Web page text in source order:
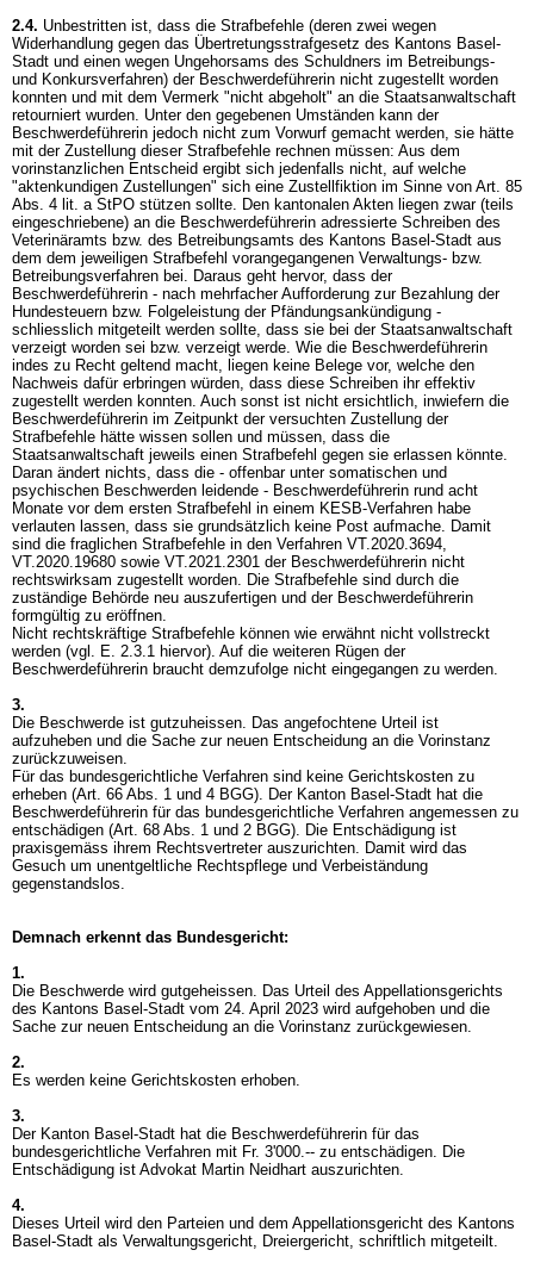
2.4. Unbestritten ist, dass die Strafbefehle (deren zwei wegen
Widerhandlung gegen das Übertretungsstrafgesetz des Kantons Basel-
Stadt und einen wegen Ungehorsams des Schuldners im Betreibungs-
und Konkursverfahren) der Beschwerdeführerin nicht zugestellt worden
konnten und mit dem Vermerk "nicht abgeholt" an die Staatsanwaltschaft
retourniert wurden. Unter den gegebenen Umständen kann der
Beschwerdeführerin jedoch nicht zum Vorwurf gemacht werden, sie hätte
mit der Zustellung dieser Strafbefehle rechnen müssen: Aus dem
vorinstanzlichen Entscheid ergibt sich jedenfalls nicht, auf welche
"aktenkundigen Zustellungen" sich eine Zustellfiktion im Sinne von Art. 85
Abs. 4 lit. a StPO stützen sollte. Den kantonalen Akten liegen zwar (teils
eingeschriebene) an die Beschwerdeführerin adressierte Schreiben des
Veterinäramts bzw. des Betreibungsamts des Kantons Basel-Stadt aus
dem dem jeweiligen Strafbefehl vorangegangenen Verwaltungs- bzw.
Betreibungsverfahren bei. Daraus geht hervor, dass der
Beschwerdeführerin - nach mehrfacher Aufforderung zur Bezahlung der
Hundesteuern bzw. Folgeleistung der Pfändungsankündigung -
schliesslich mitgeteilt werden sollte, dass sie bei der Staatsanwaltschaft
verzeigt worden sei bzw. verzeigt werde. Wie die Beschwerdeführerin
indes zu Recht geltend macht, liegen keine Belege vor, welche den
Nachweis dafür erbringen würden, dass diese Schreiben ihr effektiv
zugestellt werden konnten. Auch sonst ist nicht ersichtlich, inwiefern die
Beschwerdeführerin im Zeitpunkt der versuchten Zustellung der
Strafbefehle hätte wissen sollen und müssen, dass die
Staatsanwaltschaft jeweils einen Strafbefehl gegen sie erlassen könnte.
Daran ändert nichts, dass die - offenbar unter somatischen und
psychischen Beschwerden leidende - Beschwerdeführerin rund acht
Monate vor dem ersten Strafbefehl in einem KESB-Verfahren habe
verlauten lassen, dass sie grundsätzlich keine Post aufmache. Damit
sind die fraglichen Strafbefehle in den Verfahren VT.2020.3694,
VT.2020.19680 sowie VT.2021.2301 der Beschwerdeführerin nicht
rechtswirksam zugestellt worden. Die Strafbefehle sind durch die
zuständige Behörde neu auszufertigen und der Beschwerdeführerin
formgültig zu eröffnen.
Nicht rechtskräftige Strafbefehle können wie erwähnt nicht vollstreckt
werden (vgl. E. 2.3.1 hiervor). Auf die weiteren Rügen der
Beschwerdeführerin braucht demzufolge nicht eingegangen zu werden.
3.
Die Beschwerde ist gutzuheissen. Das angefochtene Urteil ist
aufzuheben und die Sache zur neuen Entscheidung an die Vorinstanz
zurückzuweisen.
Für das bundesgerichtliche Verfahren sind keine Gerichtskosten zu
erheben (Art. 66 Abs. 1 und 4 BGG). Der Kanton Basel-Stadt hat die
Beschwerdeführerin für das bundesgerichtliche Verfahren angemessen zu
entschädigen (Art. 68 Abs. 1 und 2 BGG). Die Entschädigung ist
praxisgemäss ihrem Rechtsvertreter auszurichten. Damit wird das
Gesuch um unentgeltliche Rechtspflege und Verbeiständung
gegenstandslos.
Demnach erkennt das Bundesgericht:
1.
Die Beschwerde wird gutgeheissen. Das Urteil des Appellationsgerichts
des Kantons Basel-Stadt vom 24. April 2023 wird aufgehoben und die
Sache zur neuen Entscheidung an die Vorinstanz zurückgewiesen.
2.
Es werden keine Gerichtskosten erhoben.
3.
Der Kanton Basel-Stadt hat die Beschwerdeführerin für das
bundesgerichtliche Verfahren mit Fr. 3'000.-- zu entschädigen. Die
Entschädigung ist Advokat Martin Neidhart auszurichten.
4.
Dieses Urteil wird den Parteien und dem Appellationsgericht des Kantons
Basel-Stadt als Verwaltungsgericht, Dreiergericht, schriftlich mitgeteilt.